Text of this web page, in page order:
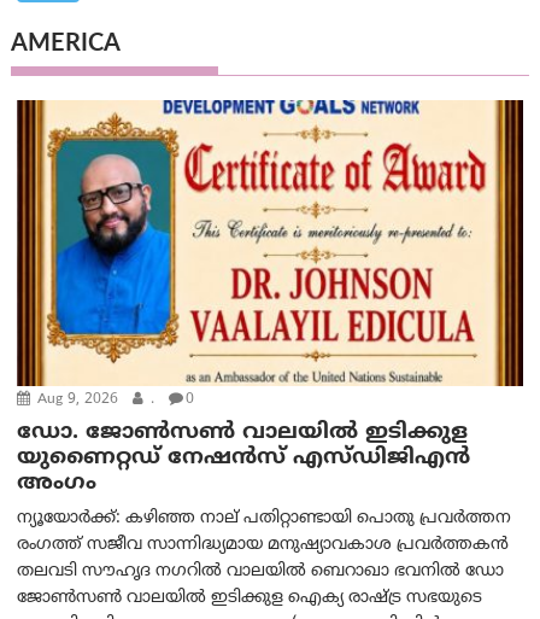
AMERICA
Aug 9, 2026 . 0
ഡോ. ജോൺസൺ വാലയിൽ ഇടിക്കുള
യുണൈറ്റഡ് നേഷൻസ് എസ്ഡിജിഎൻ
അംഗം
ന്യൂയോര്‍ക്ക്: കഴിഞ്ഞ നാല് പതിറ്റാണ്ടായി പൊതു പ്രവർത്തന
രംഗത്ത് സജീവ സാന്നിദ്ധ്യമായ മനുഷ്യാവകാശ പ്രവർത്തകൻ
തലവടി സൗഹൃദ നഗറിൽ വാലയിൽ ബെറാഖാ ഭവനിൽ ഡോ
ജോൺസൺ വാലയിൽ ഇടിക്കുള ഐക്യ രാഷ്ട്ര സഭയുടെ